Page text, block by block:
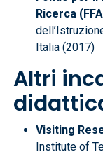
Ricerca
Italia (2017)
Altri
Visiting
Institute of